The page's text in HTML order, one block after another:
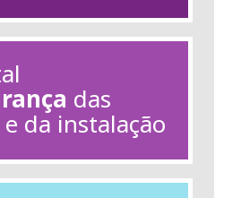
das
e da instalação